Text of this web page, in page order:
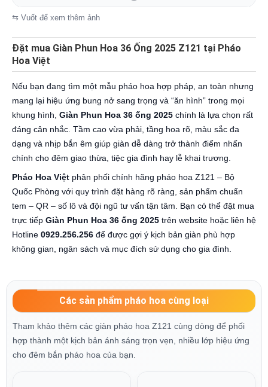
⇆ Vuốt để xem thêm ảnh
Đặt mua Giàn Phun Hoa 36 Ống 2025 Z121 tại Pháo
Hoa Việt
Nếu bạn đang tìm một mẫu pháo hoa hợp pháp, an toàn nhưng
mang lại hiệu ứng bung nở sang trọng và “ăn hình” trong mọi
khung hình, Giàn Phun Hoa 36 ống 2025 chính là lựa chọn rất
đáng cân nhắc. Tầm cao vừa phải, tầng hoa rõ, màu sắc đa
dạng và nhịp bắn êm giúp giàn dễ dàng trở thành điểm nhấn
chính cho đêm giao thừa, tiệc gia đình hay lễ khai trương.
Pháo Hoa Việt phân phối chính hãng pháo hoa Z121 – Bộ
Quốc Phòng với quy trình đặt hàng rõ ràng, sản phẩm chuẩn
tem – QR – số lô và đội ngũ tư vấn tận tâm. Bạn có thể đặt mua
trực tiếp Giàn Phun Hoa 36 ống 2025 trên website hoặc liên hệ
Hotline 0929.256.256 để được gợi ý kịch bản giàn phù hợp
không gian, ngân sách và mục đích sử dụng cho gia đình.
Các sản phẩm pháo hoa cùng loại
Tham khảo thêm các giàn pháo hoa Z121 cùng dòng để phối
hợp thành một kịch bản ánh sáng trọn vẹn, nhiều lớp hiệu ứng
cho đêm bắn pháo hoa của bạn.